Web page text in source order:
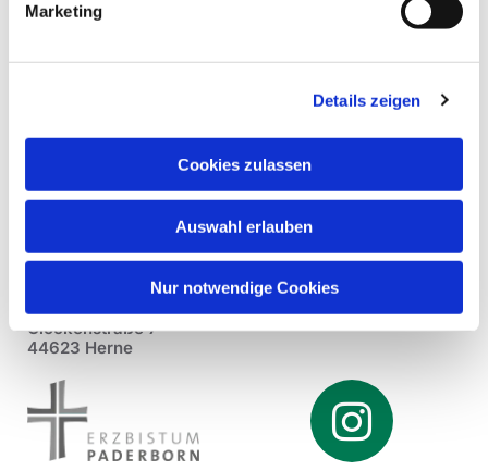
Marketing
Details zeigen
Cookies zulassen
Auswahl erlauben
Nur notwendige Cookies
Glockenstraße 7
44623 Herne